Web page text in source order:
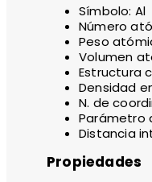
Símbolo: Al
Número
Peso
Volumen
Estructura
Densidad
N. de
Parámetro
Distancia
Propiedades